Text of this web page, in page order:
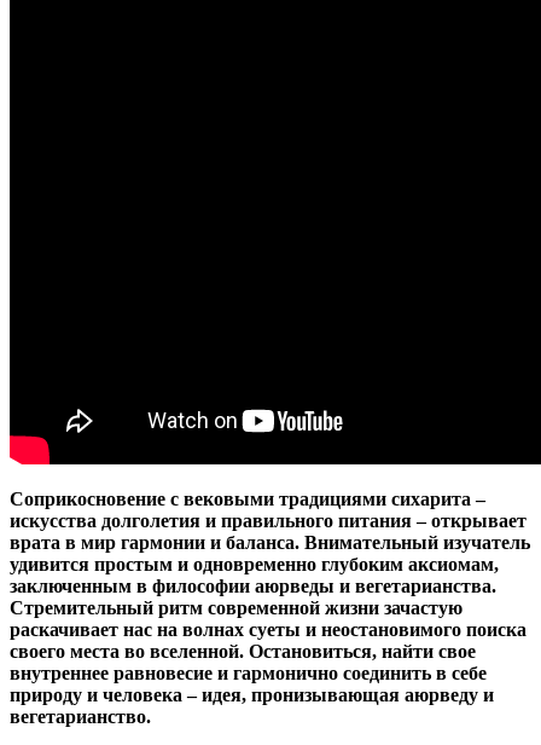
Соприкосновение с вековыми традициями сихарита –
искусства долголетия и правильного питания – открывает
врата в мир гармонии и баланса. Внимательный изучатель
удивится простым и одновременно глубоким аксиомам,
заключенным в философии аюрведы и вегетарианства.
Стремительный ритм современной жизни зачастую
раскачивает нас на волнах суеты и неостановимого поиска
своего места во вселенной. Остановиться, найти свое
внутреннее равновесие и гармонично соединить в себе
природу и человека – идея, пронизывающая аюрведу и
вегетарианство.